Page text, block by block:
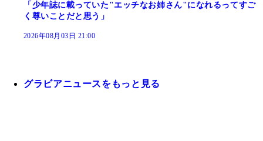
「少年誌に載っていた"エッチなお姉さん"になれるってすご
く尊いことだと思う」
2026年08月03日 21:00
グラビアニュースをもっと見る